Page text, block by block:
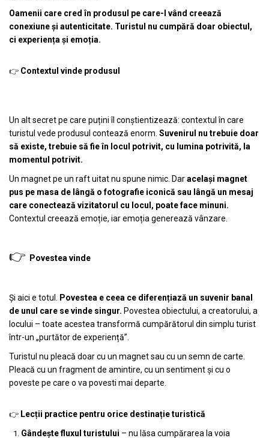
Oamenii care cred în produsul pe care-l vând creează
conexiune și autenticitate. Turistul nu cumpără doar obiectul,
ci experiența și emoția.
👉 Contextul vinde produsul
Un alt secret pe care puțini îl conștientizează: contextul în care
turistul vede produsul contează enorm. Suvenirul nu trebuie doar
să existe, trebuie să fie în locul potrivit, cu lumina potrivită, la
momentul potrivit.
Un magnet pe un raft uitat nu spune nimic. Daracelași magnet
pus pe masa de lângă o fotografie iconică sau lângă un mesaj
care conectează vizitatorul cu locul, poate face minuni.
Contextul creează emoție, iar emoția generează vânzare.
👉 Povestea vinde
Și aici e totul. Povestea e ceea ce diferențiază un suvenir banal
de unul care se vinde singur. Povestea obiectului, a creatorului, a
locului – toate acestea transformă cumpărătorul din simplu turist
într-un „purtător de experiență”.
Turistul nu pleacă doar cu un magnet sau cu un semn de carte.
Pleacă cu un fragment de amintire, cu un sentiment și cu o
poveste pe care o va povesti mai departe.
👉 Lecții practice pentru orice destinație turistică
Gândește fluxul turistului – nu lăsa cumpărarea la voia